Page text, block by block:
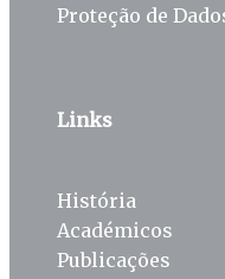
Proteção de
Links
História
Académicos
Publicações